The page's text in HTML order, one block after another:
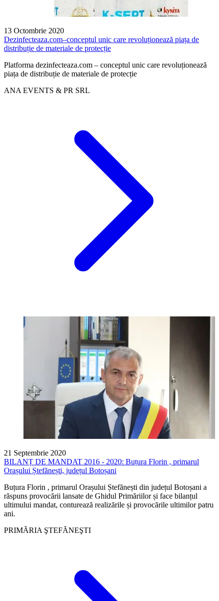
13 Octombrie 2020
Dezinfecteaza.com–conceptul unic care revoluționează piața de
distribuție de materiale de protecție
Platforma dezinfecteaza.com – conceptul unic care revoluționează
piața de distribuție de materiale de protecție
ANA EVENTS & PR SRL
21 Septembrie 2020
BILANȚ DE MANDAT 2016 - 2020: Buțura Florin , primarul
Orașului Ștefănești, județul Botoșani
Buțura Florin , primarul Orașului Ștefănești din județul Botoșani a
răspuns provocării lansate de Ghidul Primăriilor și face bilanțul
ultimului mandat, conturează realizările și provocările ultimilor patru
ani.
PRIMĂRIA ŞTEFĂNEŞTI